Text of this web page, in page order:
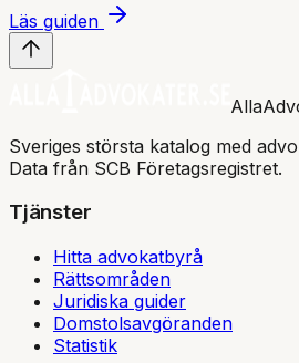
Läs guiden
Sveriges största katalog med
Data från SCB Företagsregistret.
Tjänster
Hitta advokatbyrå
Rättsområden
Juridiska guider
Domstolsavgöranden
Statistik